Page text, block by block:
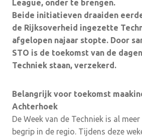
League, onder te brengen.
Beide initiatieven draaiden
de Rijksoverheid ingezette
afgelopen najaar stopte. Door
STO is de toekomst van de
Techniek staan, verzekerd.
Belangrijk voor toekomst
Achterhoek
De Week van de Techniek is al
begrip in de regio. Tijdens deze